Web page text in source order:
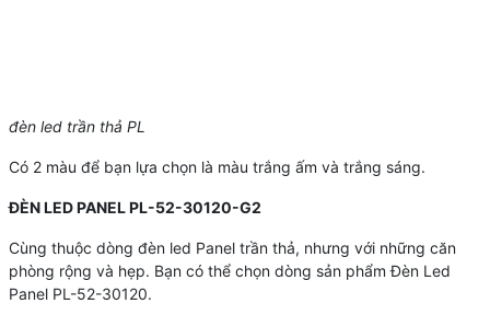
đèn led trần thả PL
Có 2 màu để bạn lựa chọn là màu trắng ấm và trắng sáng.
ĐÈN LED PANEL PL-52-30120-G2
Cùng thuộc dòng đèn led Panel trần thả, nhưng với những căn
phòng rộng và hẹp. Bạn có thể chọn dòng sản phẩm Đèn Led
Panel PL-52-30120.